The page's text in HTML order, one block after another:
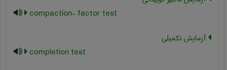
compaction- factor test
آزمایش تکمیلی
completion test